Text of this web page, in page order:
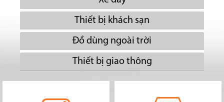
Thiết bị khách sạn
Đồ dùng ngoài trời
Thiết bị giao thông